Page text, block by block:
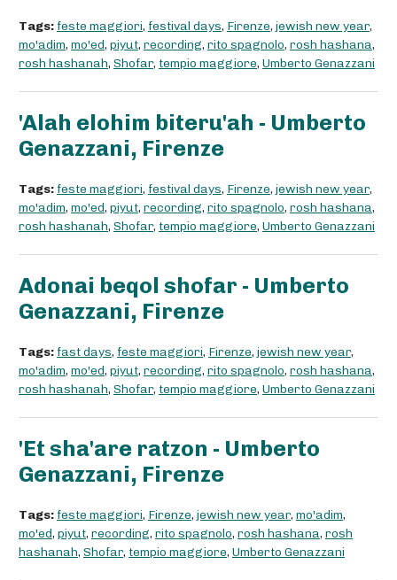
Tags: feste maggiori, festival days, Firenze, jewish new year,
mo'adim, mo'ed, piyut, recording, rito spagnolo, rosh hashana,
rosh hashanah, Shofar, tempio maggiore, Umberto Genazzani
'Alah elohim biteru'ah - Umberto
Genazzani, Firenze
Tags: feste maggiori, festival days, Firenze, jewish new year,
mo'adim, mo'ed, piyut, recording, rito spagnolo, rosh hashana,
rosh hashanah, Shofar, tempio maggiore, Umberto Genazzani
Adonai beqol shofar - Umberto
Genazzani, Firenze
Tags: fast days, feste maggiori, Firenze, jewish new year,
mo'adim, mo'ed, piyut, recording, rito spagnolo, rosh hashana,
rosh hashanah, Shofar, tempio maggiore, Umberto Genazzani
'Et sha'are ratzon - Umberto
Genazzani, Firenze
Tags: feste maggiori, Firenze, jewish new year, mo'adim,
mo'ed, piyut, recording, rito spagnolo, rosh hashana, rosh
hashanah, Shofar, tempio maggiore, Umberto Genazzani